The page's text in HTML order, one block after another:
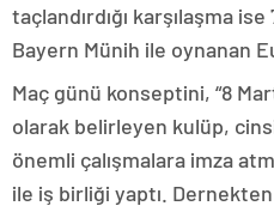
taçlandırdığı karşılaşma
Bayern Münih ile oynanan
Maç günü konseptini, “8
olarak belirleyen kulüp,
önemli çalışmalara imza
ile iş birliği yaptı. Dernekten